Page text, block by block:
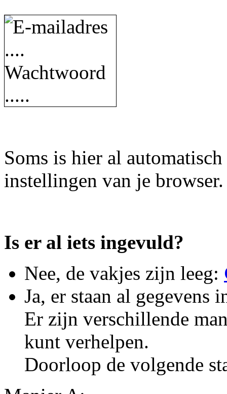
Soms is hier al
instellingen van je browser.
Is er al iets ingevuld?
Nee, de vakjes zijn leeg:
Ja, er staan al gegevens
Er zijn verschillende
kunt verhelpen.
Doorloop de volgende